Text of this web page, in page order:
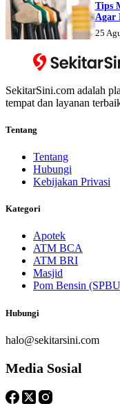
Tips
Agar
25
SekitarSini.com adalah
tempat dan layanan
Tentang
Tentang
Hubungi
Kebijakan Privasi
Kategori
Apotek
ATM BCA
ATM BRI
Masjid
Pom Bensin
Hubungi
halo@sekitarsini.com
Media Sosial